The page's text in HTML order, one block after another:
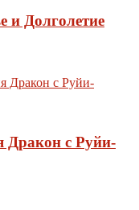
и Долголетие
₽
Дракон с Руйи-